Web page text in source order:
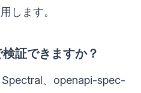
します。
証できますか？
、openapi-spec-